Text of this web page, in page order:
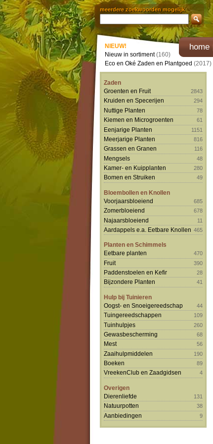
meerdere zoekwoorden mogelijk
home
NIEUW!
Nieuw in sortiment(160)
Eco en Oké Zaden en Plantgoed (2017)
Zaden
Groenten en Fruit
2843
Kruiden en Specerijen 294
Nuttige Planten 78
Kiemen en Microgroenten 61
Eenjarige Planten 1151
Meerjarige Planten 816
Grassen en Granen 116
Mengsels 48
Kamer- en Kuipplanten 280
Bomen en Struiken 49
Bloembollen en Knollen
Voorjaarsbloeiend
685
Zomerbloeiend 678
Najaarsbloeiend 11
Aardappels e.a. Eetbare Knollen 465
Planten en Schimmels
Eetbare planten
470
Fruit 390
Paddenstoelen en Kefir 28
Bijzondere Planten 41
Hulp bij Tuinieren
Oogst- en Snoeigereedschap
44
Tuingereedschappen 109
Tuinhulpjes 260
Gewasbescherming 68
Mest 56
Zaaihulpmiddelen 190
Boeken 89
VreekenClub en Zaadgidsen 4
Overigen
Dierenliefde
131
Natuurpotten 38
Aanbiedingen 9